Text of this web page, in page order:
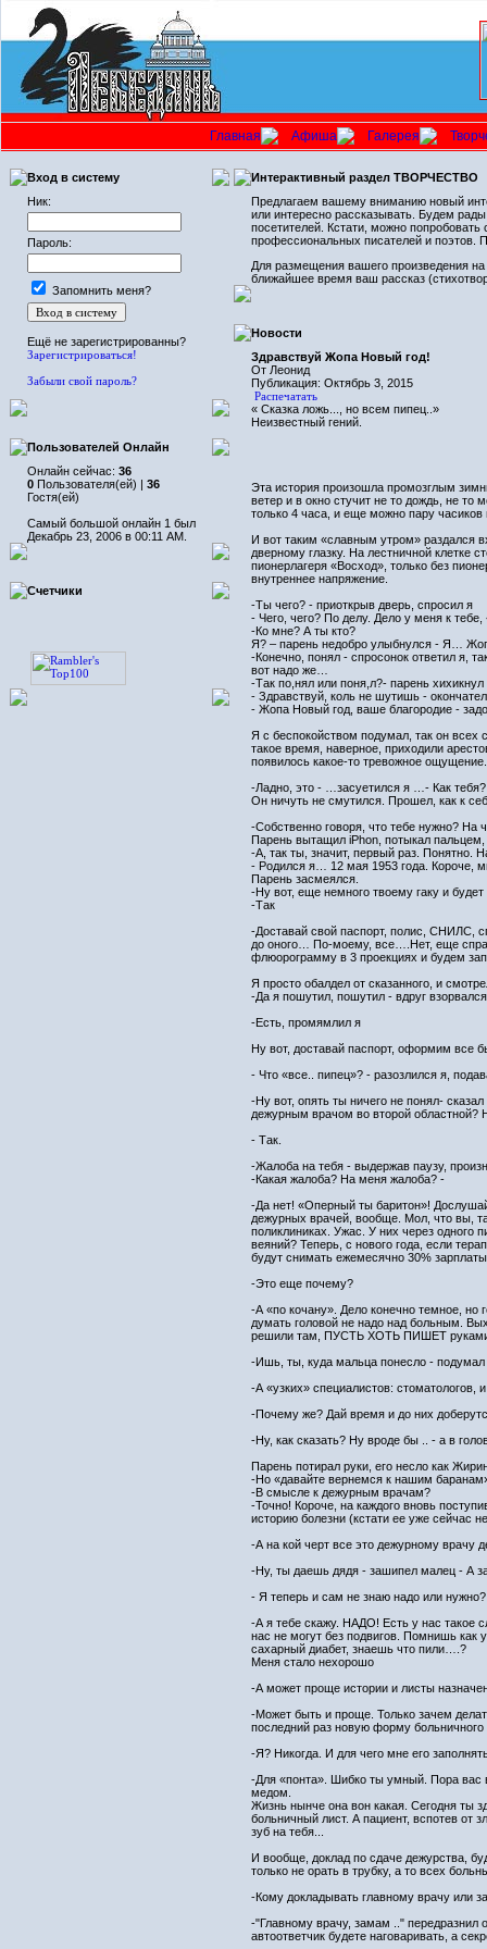
Главная Афиша Галерея
Вход в систему
Ник:
Пароль:
Запомнить меня?
Ещё не зарегистрированны?
Зарегистрироваться!
Забыли свой пароль?
Пользователей Онлайн
Онлайн сейчас: 36
0 Пользователя(ей) | 36
Гостя(ей)
Самый большой онлайн 1 был
Декабрь 23, 2006 в 00:11 AM.
Счетчики
Интерактивный раздел ТВОРЧЕСТВО
Предлагаем вашему вниманию новый
или интересно рассказывать. Будем
посетителей. Кстати, можно
профессиональных писателей и поэтов.
Для размещения вашего произведения
ближайшее время ваш рассказ
Новости
Здравствуй Жопа Новый год!
От Леонид
Публикация: Октябрь 3, 2015
Распечатать
« Сказка ложь..., но всем пипец..»
Неизвестный гений.
Эта история произошла промозглым
ветер и в окно стучит не то дождь, не
только 4 часа, и еще можно пару часиков
И вот таким «славным утром» раздался
дверному глазку. На лестничной клетке
пионерлагеря «Восход», только без
внутреннее напряжение.
-Ты чего? - приоткрыв дверь, спросил я
- Чего, чего? По делу. Дело у меня к
-Ко мне? А ты кто?
Я? – парень недобро улыбнулся - Я…
-Конечно, понял - спросонок ответил я,
вот надо же…
-Так по,нял или поня,л?- парень
- Здравствуй, коль не шутишь -
- Жопа Новый год, ваше благородие -
Я с беспокойством подумал, так он всех
такое время, наверное, приходили
появилось какое-то тревожное
-Ладно, это - …засуетился я …- Как
Он ничуть не смутился. Прошел, как к
-Собственно говоря, что тебе нужно? На
Парень вытащил iPhon, потыкал
-А, так ты, значит, первый раз. Понятно.
- Родился я… 12 мая 1953 года. Короче,
Парень засмеялся.
-Ну вот, еще немного твоему гаку и будет
-Так
-Доставай свой паспорт, полис, СНИЛС,
до оного… По-моему, все….Нет, еще
флюорограмму в 3 проекциях и будем
Я просто обалдел от сказанного, и
-Да я пошутил, пошутил - вдруг
-Есть, промямлил я
Ну вот, доставай паспорт, оформим все
- Что «все.. пипец»? - разозлился я,
-Ну вот, опять ты ничего не понял-
дежурным врачом во второй областной?
- Так.
-Жалоба на тебя - выдержав паузу,
-Какая жалоба? На меня жалоба? -
-Да нет! «Оперный ты баритон»!
дежурных врачей, вообще. Мол, что вы,
поликлиниках. Ужас. У них через одного
веяний? Теперь, с нового года, если
будут снимать ежемесячно 30%
-Это еще почему?
-А «по кочану». Дело конечно темное, но
думать головой не надо над больным.
решили там, ПУСТЬ ХОТЬ ПИШЕТ руками!!!
-Ишь, ты, куда мальца понесло - подумал
-А «узких» специалистов: стоматологов,
-Почему же? Дай время и до них
-Ну, как сказать? Ну вроде бы .. - а в
Парень потирал руки, его несло как
-Но «давайте вернемся к нашим
-В смысле к дежурным врачам?
-Точно! Короче, на каждого вновь
историю болезни (кстати ее уже сейчас
-А на кой черт все это дежурному врачу
-Ну, ты даешь дядя - зашипел малец - А
- Я теперь и сам не знаю надо или
-А я тебе скажу. НАДО! Есть у нас такое
нас не могут без подвигов. Помнишь как
сахарный диабет, знаешь что пили….?
Меня стало нехорошо
-А может проще истории и листы
-Может быть и проще. Только зачем
последний раз новую форму больничного
-Я? Никогда. И для чего мне его
-Для «понта». Шибко ты умный. Пора вас
медом.
Жизнь нынче она вон какая. Сегодня ты
больничный лист. А пациент, вспотев от
зуб на тебя...
И вообще, доклад по сдаче дежурства,
только не орать в трубку, а то всех
-Кому докладывать главному врачу или
-"Главному врачу, замам .." передразнил
автоответчик будете наговаривать, а